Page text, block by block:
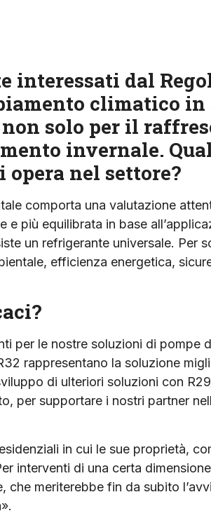
interessati dal
climatico in
solo per il
invernale.
nel settore?
comporta una valutazione
più equilibrata in base
un refrigerante universale. Per
efficienza energetica,
per le nostre soluzioni di pompe
rappresentano la soluzione
di ulteriori soluzioni con
per supportare i nostri partner
in cui le sue proprietà,
interventi di una certa
che meriterebbe fin da subito